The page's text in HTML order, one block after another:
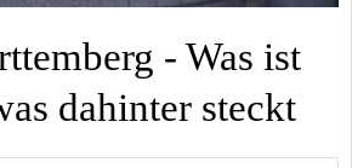
- Was ist
dahinter steckt